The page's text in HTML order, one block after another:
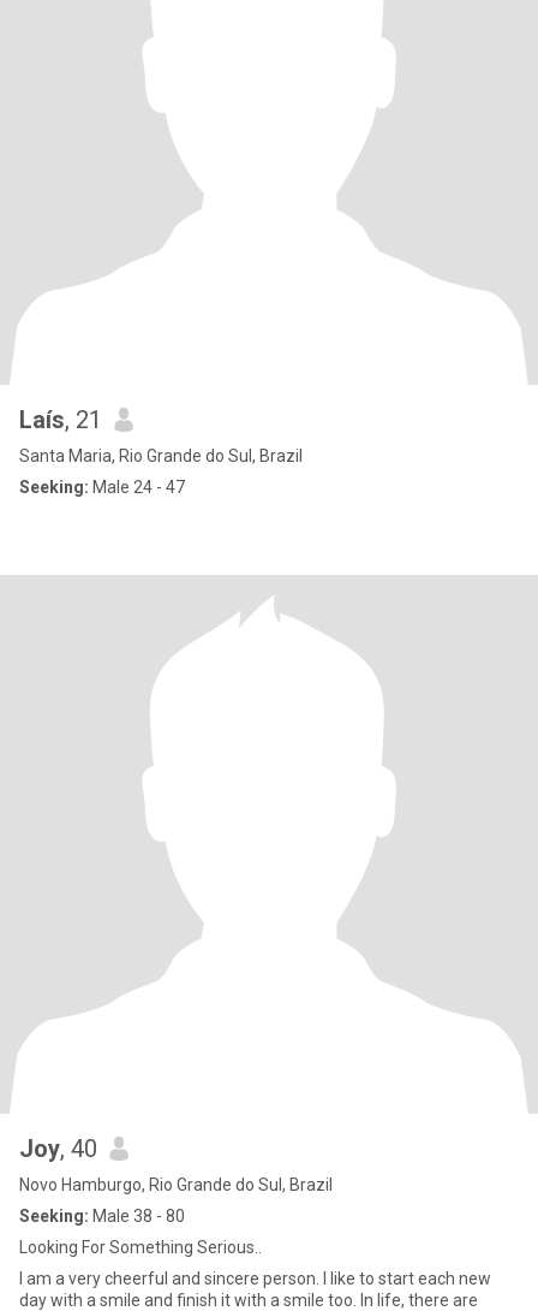
Laís, 21
Santa Maria, Rio Grande do Sul, Brazil
Seeking: Male 24 - 47
Joy, 40
Novo Hamburgo, Rio Grande do Sul, Brazil
Seeking: Male 38 - 80
Looking For Something Serious..
I am a very cheerful and sincere person. I like to start each new
day with a smile and finish it with a smile too. In life, there are